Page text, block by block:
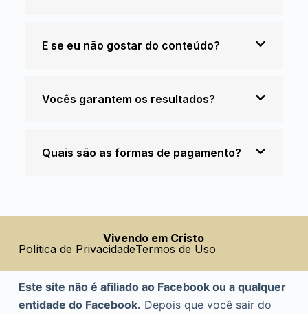
E se eu não gostar do conteúdo?
Vocês garantem os resultados?
Quais são as formas de pagamento?
Vivendo em Cristo
Política de PrivacidadeTermos de Uso
Este site não é afiliado ao Facebook ou a qualquer
entidade do Facebook. Depois que você sair do